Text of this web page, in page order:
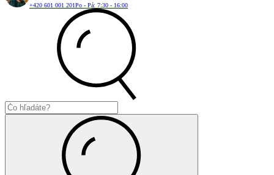
+420 601 001 201Po - Pá: 7:30 - 16:00